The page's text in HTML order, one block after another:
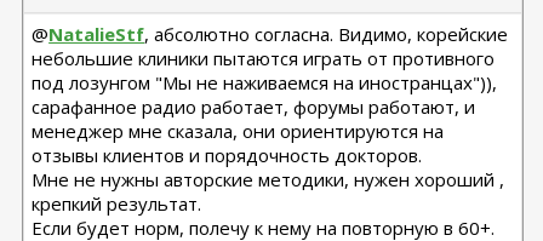
@NatalieStf, абсолютно согласна. Видимо, корейские
небольшие клиники пытаются играть от противного
под лозунгом "Мы не наживаемся на иностранцах")),
сарафанное радио работает, форумы работают, и
менеджер мне сказала, они ориентируются на
отзывы клиентов и порядочность докторов.
Мне не нужны авторские методики, нужен хороший ,
крепкий результат.
Если будет норм, полечу к нему на повторную в 60+.